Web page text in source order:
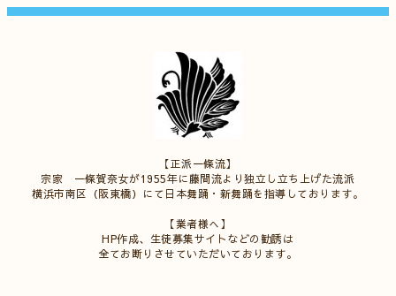
【正派一條流】
宗家 一條賀奈女が1955年に藤間流より独立し立ち上げた流派
横浜市南区（阪東橋）にて日本舞踊・新舞踊を指導しております。
【業者様へ】
HP作成、生徒募集サイトなどの勧誘は
全てお断りさせていただいております。